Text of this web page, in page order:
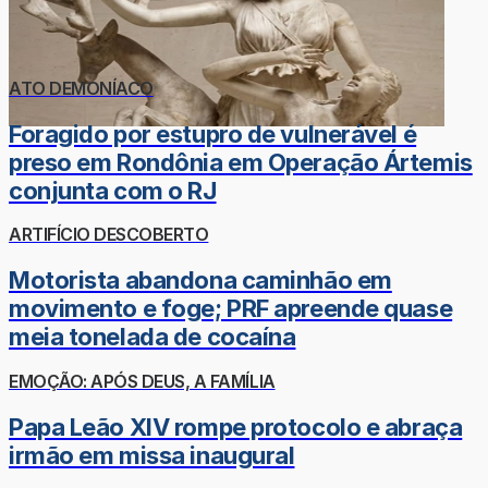
ATO DEMONÍACO
Foragido por estupro de vulnerável é
preso em Rondônia em Operação Ártemis
conjunta com o RJ
ARTIFÍCIO DESCOBERTO
Motorista abandona caminhão em
movimento e foge; PRF apreende quase
meia tonelada de cocaína
EMOÇÃO: APÓS DEUS, A FAMÍLIA
Papa Leão XIV rompe protocolo e abraça
irmão em missa inaugural